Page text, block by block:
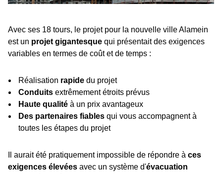
Avec ses 18 tours, le projet pour la nouvelle ville Alamein
est un projet gigantesque qui présentait des exigences
variables en termes de coût et de temps :
Réalisation rapide du projet
Conduits extrêmement étroits prévus
Haute qualité à un prix avantageux
Des partenaires fiables qui vous accompagnent à
toutes les étapes du projet
Il aurait été pratiquement impossible de répondre à ces
exigences élevées avec un système d'évacuation